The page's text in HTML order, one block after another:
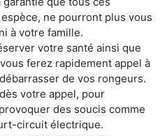
ne pourront plus vous
à votre famille.
votre santé ainsi que
ferez rapidement appel à
de vos rongeurs.
votre appel, pour
des soucis comme
circuit électrique.